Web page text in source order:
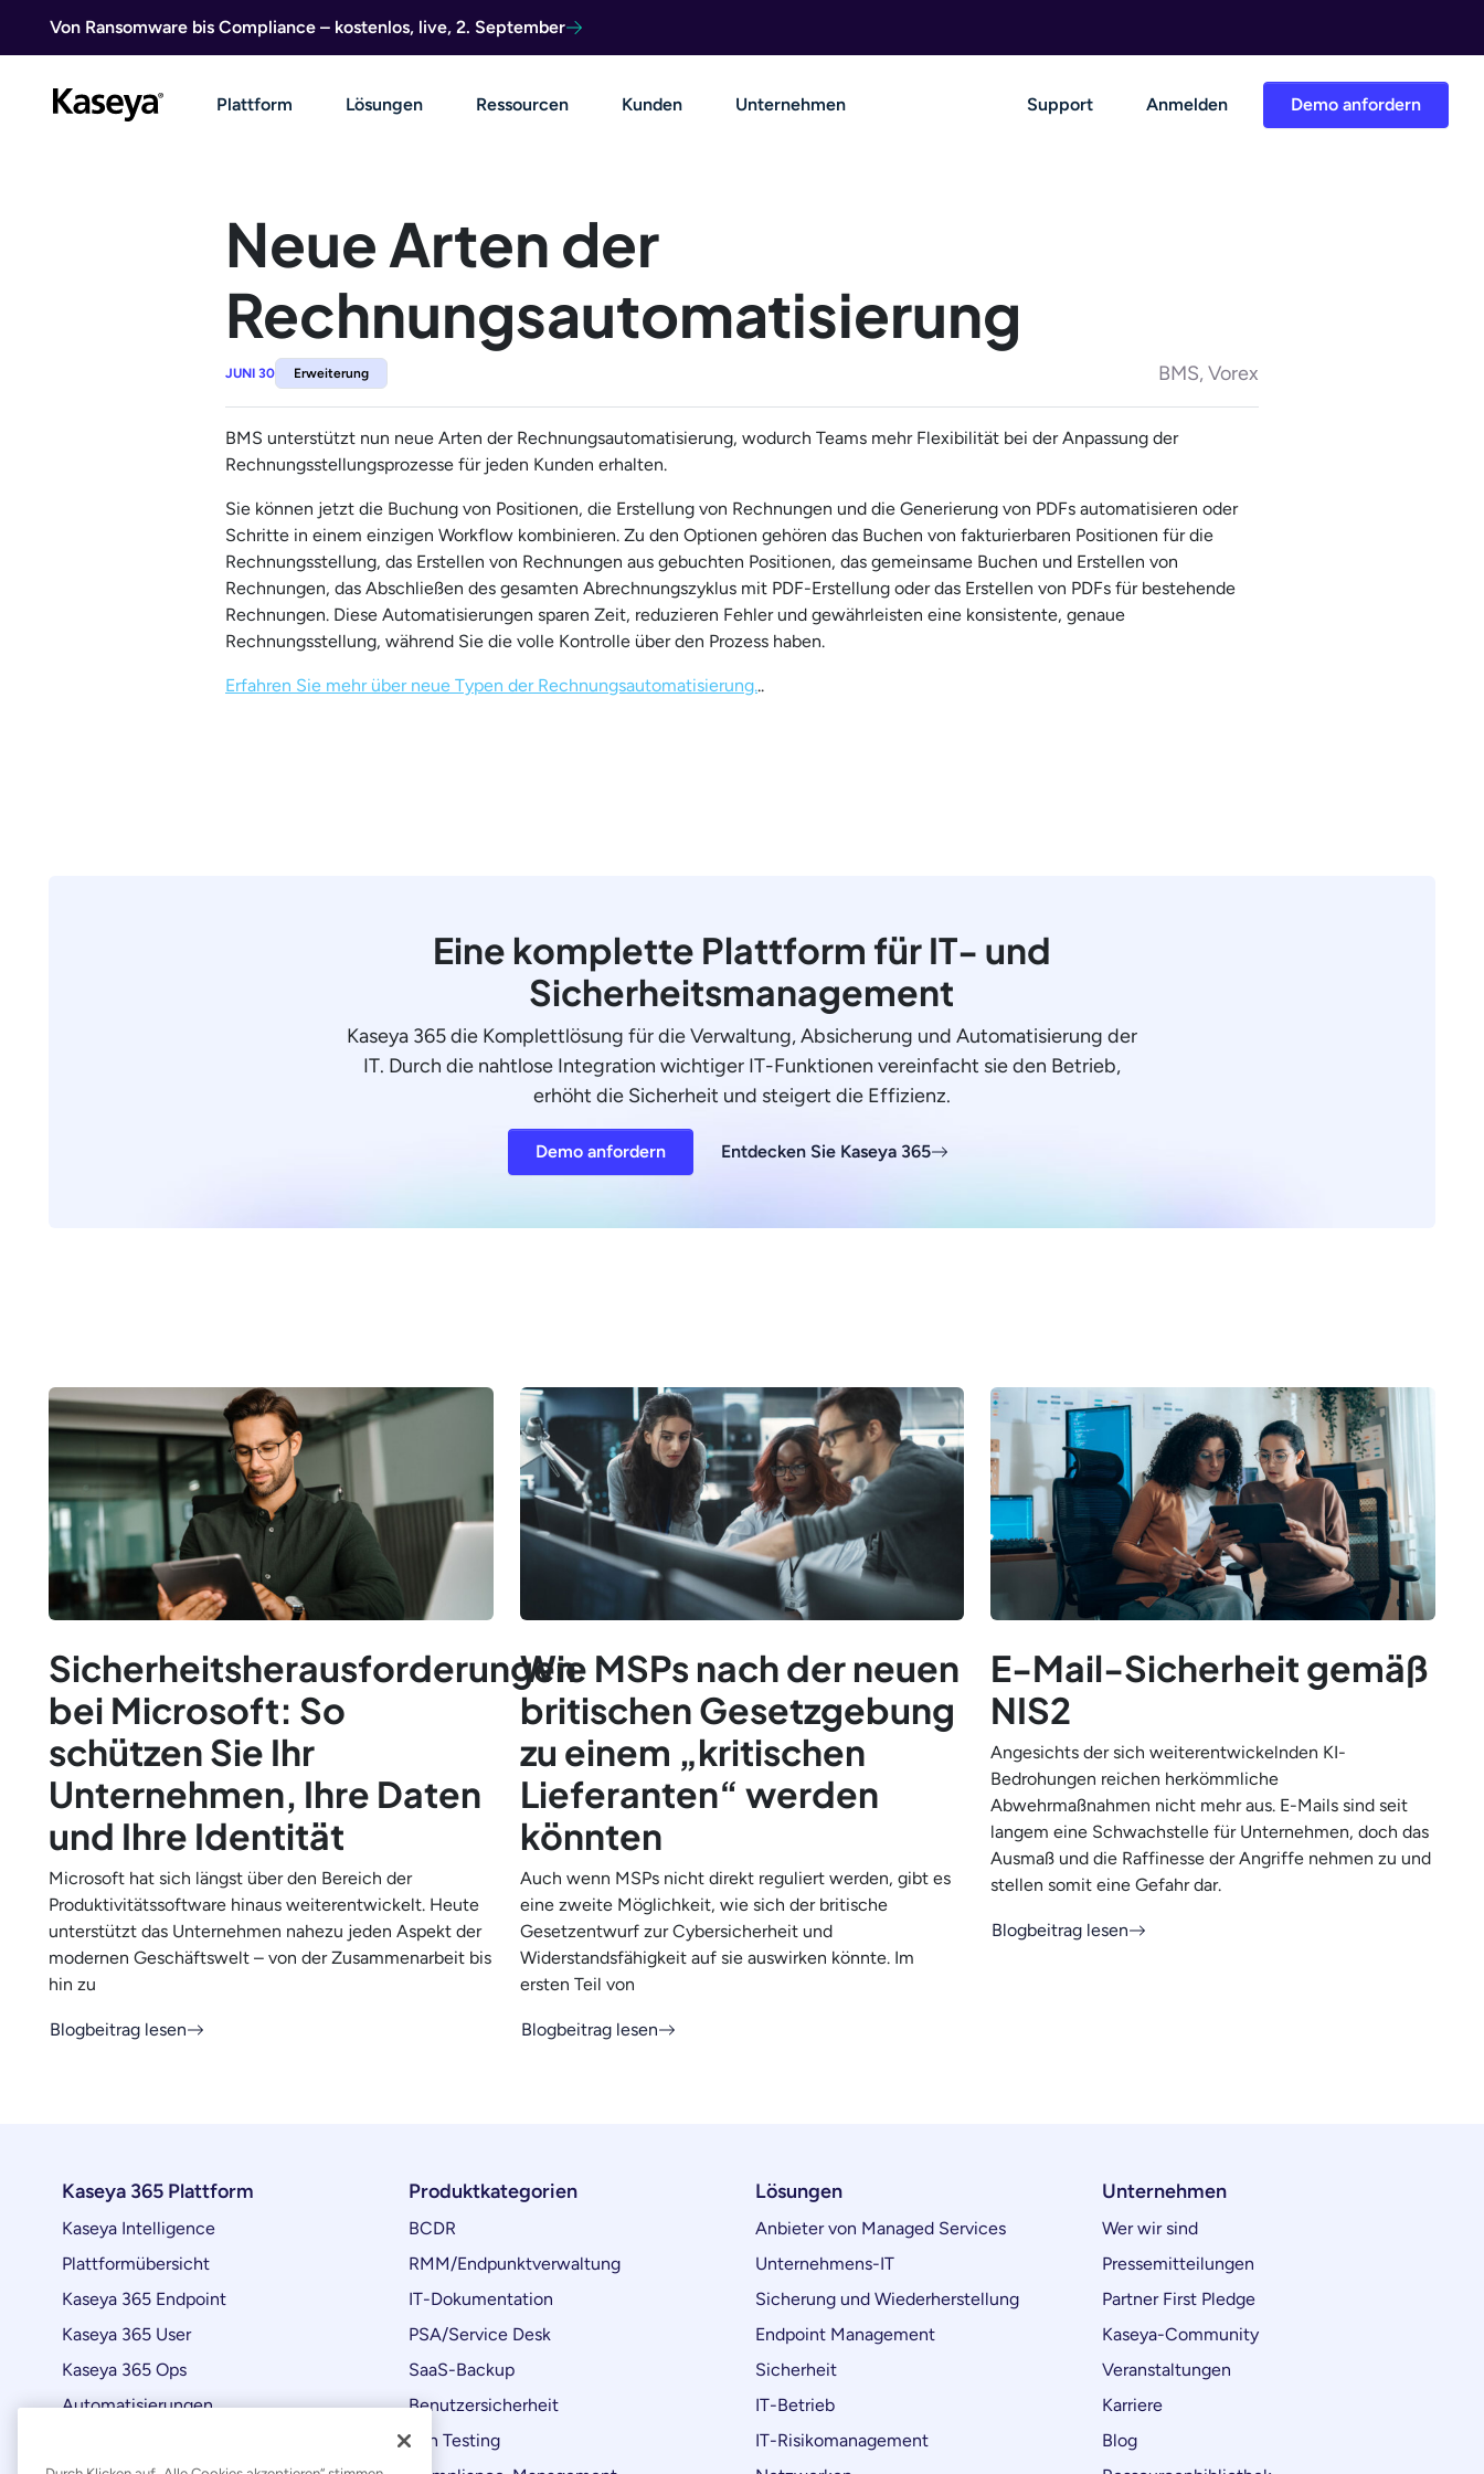
Von Ransomware bis Compliance – kostenlos, live, 2. September
Demo anfordern
Plattform Lösungen Ressourcen Kunden Unternehmen Support Anmelden
Neue Arten der
Rechnungsautomatisierung
JUNI 30 Erweiterung BMS, Vorex
BMS unterstützt nun neue Arten der Rechnungsautomatisierung, wodurch Teams mehr Flexibilität bei der Anpassung der
Rechnungsstellungsprozesse für jeden Kunden erhalten.
Sie können jetzt die Buchung von Positionen, die Erstellung von Rechnungen und die Generierung von PDFs automatisieren oder
Schritte in einem einzigen Workflow kombinieren. Zu den Optionen gehören das Buchen von fakturierbaren Positionen für die
Rechnungsstellung, das Erstellen von Rechnungen aus gebuchten Positionen, das gemeinsame Buchen und Erstellen von
Rechnungen, das Abschließen des gesamten Abrechnungszyklus mit PDF-Erstellung oder das Erstellen von PDFs für bestehende
Rechnungen. Diese Automatisierungen sparen Zeit, reduzieren Fehler und gewährleisten eine konsistente, genaue
Rechnungsstellung, während Sie die volle Kontrolle über den Prozess haben.
Erfahren Sie mehr über neue Typen der Rechnungsautomatisierung...
Eine komplette Plattform für IT- und
Sicherheitsmanagement
Kaseya 365 die Komplettlösung für die Verwaltung, Absicherung und Automatisierung der
IT. Durch die nahtlose Integration wichtiger IT-Funktionen vereinfacht sie den Betrieb,
erhöht die Sicherheit und steigert die Effizienz.
Demo anfordern Entdecken Sie Kaseya 365
Sicherheitsherausforderungen
bei Microsoft: So
schützen Sie Ihr
Unternehmen, Ihre Daten
und Ihre Identität
Microsoft hat sich längst über den Bereich der
Produktivitätssoftware hinaus weiterentwickelt. Heute
unterstützt das Unternehmen nahezu jeden Aspekt der
modernen Geschäftswelt – von der Zusammenarbeit bis
hin zu
Blogbeitrag lesen
Wie MSPs nach der neuen
britischen Gesetzgebung
zu einem „kritischen
Lieferanten“ werden
könnten
Auch wenn MSPs nicht direkt reguliert werden, gibt es
eine zweite Möglichkeit, wie sich der britische
Gesetzentwurf zur Cybersicherheit und
Widerstandsfähigkeit auf sie auswirken könnte. Im
ersten Teil von
Blogbeitrag lesen
E-Mail-Sicherheit gemäß
NIS2
Angesichts der sich weiterentwickelnden KI-
Bedrohungen reichen herkömmliche
Abwehrmaßnahmen nicht mehr aus. E-Mails sind seit
langem eine Schwachstelle für Unternehmen, doch das
Ausmaß und die Raffinesse der Angriffe nehmen zu und
stellen somit eine Gefahr dar.
Blogbeitrag lesen
Kaseya 365 Plattform
Kaseya Intelligence
Plattformübersicht
Kaseya 365 Endpoint
Kaseya 365 User
Kaseya 365 Ops
Automatisierungen
Produktkategorien
BCDR
RMM/Endpunktverwaltung
IT-Dokumentation
PSA/Service Desk
SaaS-Backup
Benutzersicherheit
Pen Testing
Lösungen
Anbieter von Managed Services
Unternehmens-IT
Sicherung und Wiederherstellung
Endpoint Management
Sicherheit
IT-Betrieb
IT-Risikomanagement
Unternehmen
Wer wir sind
Pressemitteilungen
Partner First Pledge
Kaseya-Community
Veranstaltungen
Karriere
Blog